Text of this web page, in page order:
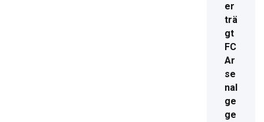
er
trä
gt
FC
Ar
se
nal
ge
ge